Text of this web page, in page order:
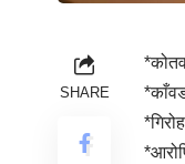
SHARE